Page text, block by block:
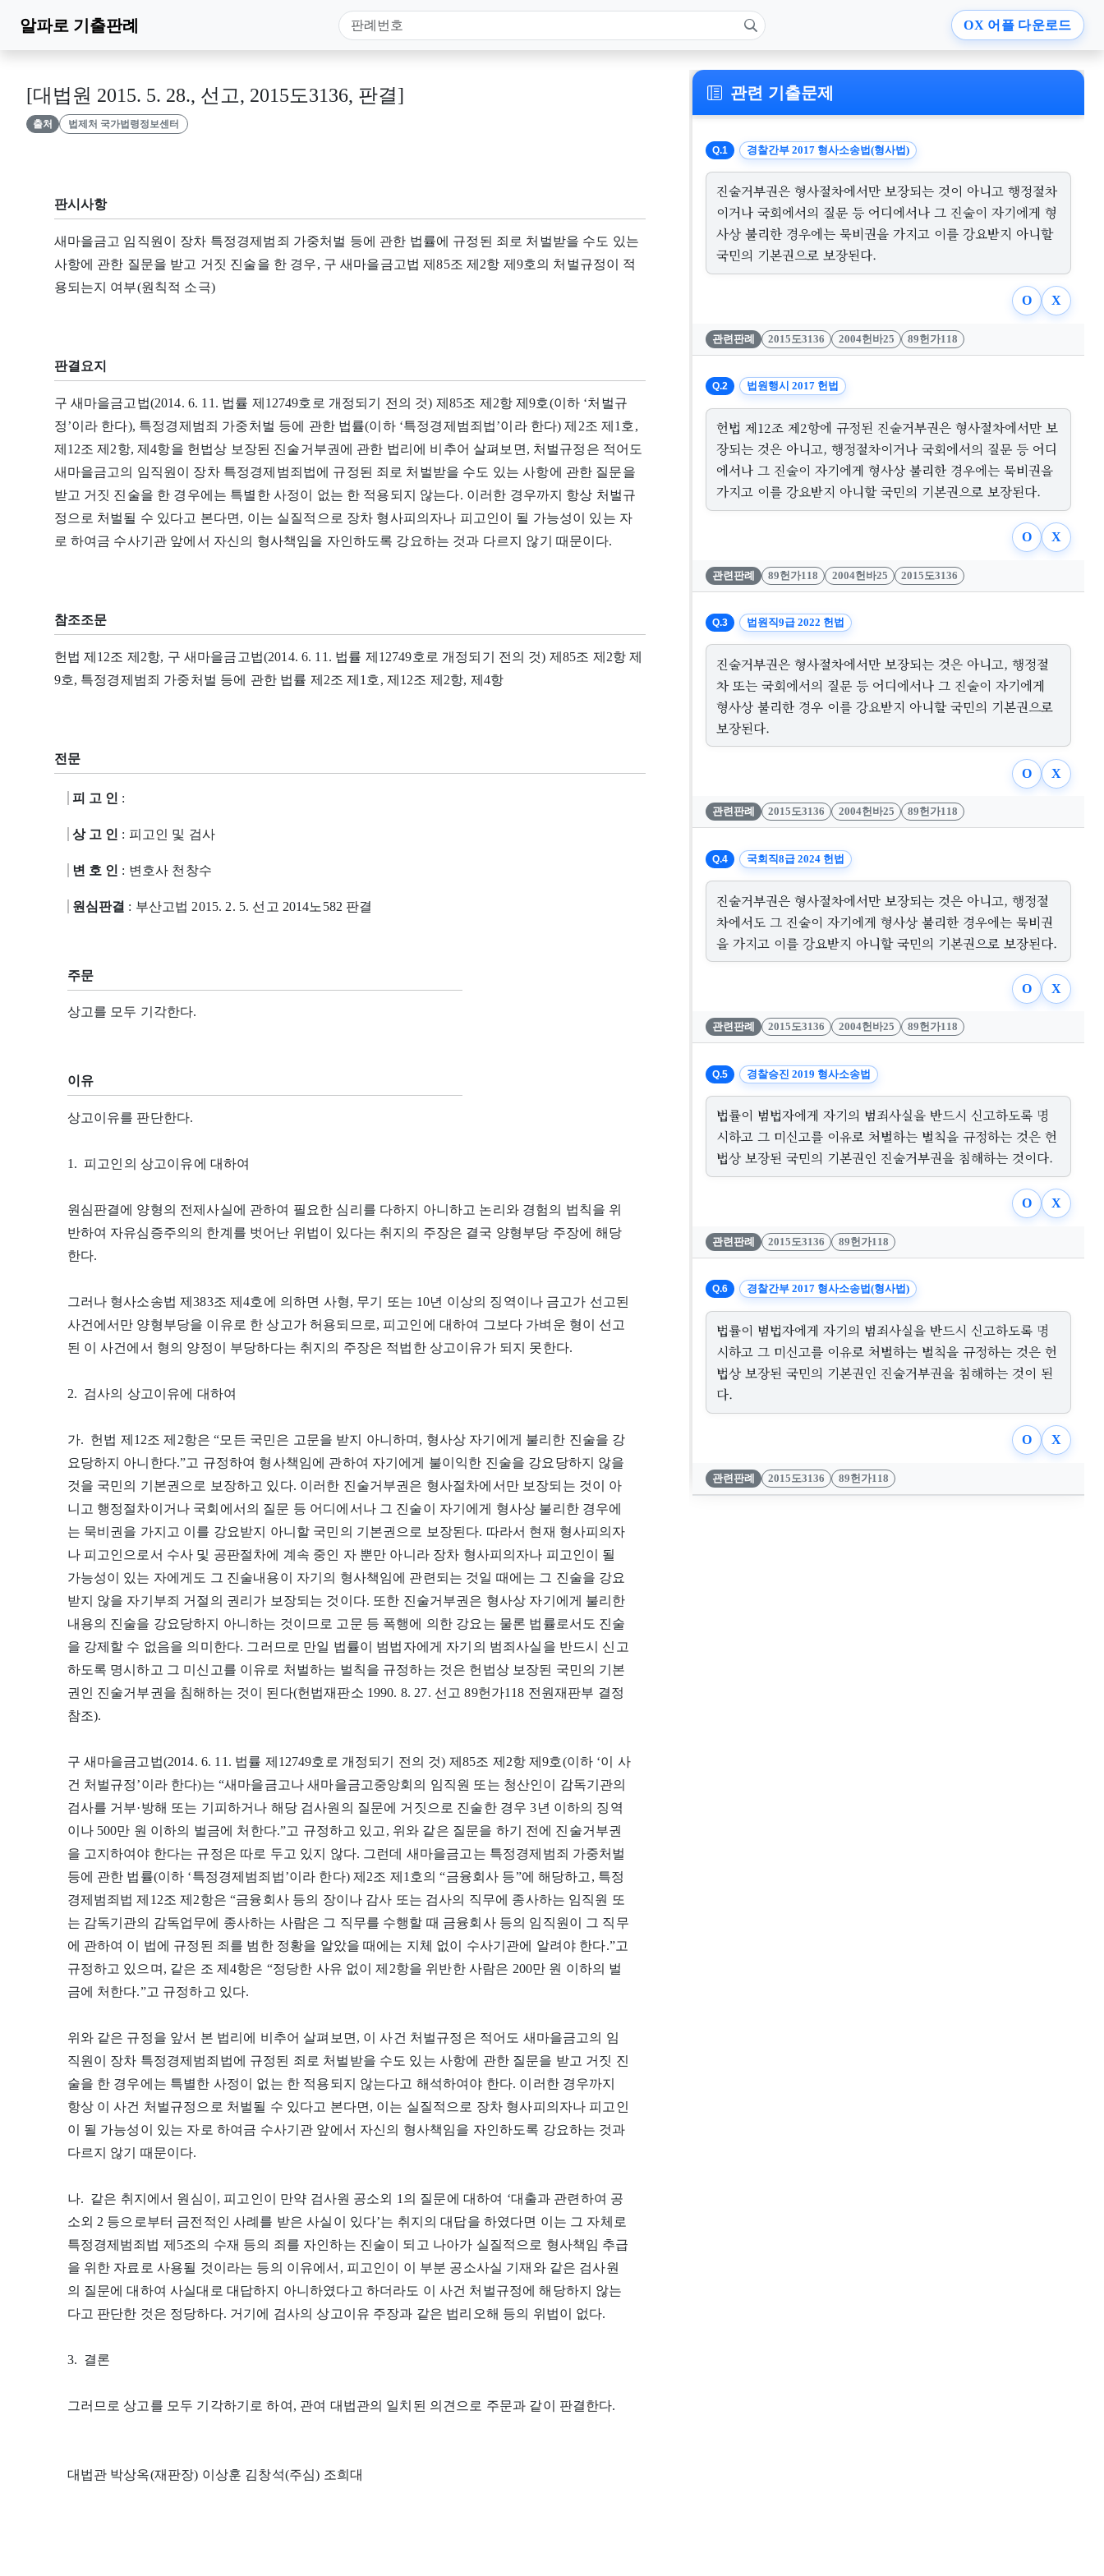
알파로 기출판례 OX 어플 다운로드
[대법원 2015. 5. 28., 선고, 2015도3136, 판결]
출처 법제처 국가법령정보센터
판시사항
새마을금고 임직원이 장차 특정경제범죄 가중처벌 등에 관한 법률에 규정된 죄로 처벌받을 수도 있는
사항에 관한 질문을 받고 거짓 진술을 한 경우, 구 새마을금고법 제85조 제2항 제9호의 처벌규정이 적
용되는지 여부(원칙적 소극)
판결요지
구 새마을금고법(2014. 6. 11. 법률 제12749호로 개정되기 전의 것) 제85조 제2항 제9호(이하 ‘처벌규
정’이라 한다), 특정경제범죄 가중처벌 등에 관한 법률(이하 ‘특정경제범죄법’이라 한다) 제2조 제1호,
제12조 제2항, 제4항을 헌법상 보장된 진술거부권에 관한 법리에 비추어 살펴보면, 처벌규정은 적어도
새마을금고의 임직원이 장차 특정경제범죄법에 규정된 죄로 처벌받을 수도 있는 사항에 관한 질문을
받고 거짓 진술을 한 경우에는 특별한 사정이 없는 한 적용되지 않는다. 이러한 경우까지 항상 처벌규
정으로 처벌될 수 있다고 본다면, 이는 실질적으로 장차 형사피의자나 피고인이 될 가능성이 있는 자
로 하여금 수사기관 앞에서 자신의 형사책임을 자인하도록 강요하는 것과 다르지 않기 때문이다.
참조조문
헌법 제12조 제2항, 구 새마을금고법(2014. 6. 11. 법률 제12749호로 개정되기 전의 것) 제85조 제2항 제
9호, 특정경제범죄 가중처벌 등에 관한 법률 제2조 제1호, 제12조 제2항, 제4항
전문
피 고 인 :
상 고 인 : 피고인 및 검사
변 호 인 : 변호사 천창수
원심판결 : 부산고법 2015. 2. 5. 선고 2014노582 판결
주문
상고를 모두 기각한다.
이유
상고이유를 판단한다.
1. 피고인의 상고이유에 대하여
원심판결에 양형의 전제사실에 관하여 필요한 심리를 다하지 아니하고 논리와 경험의 법칙을 위
반하여 자유심증주의의 한계를 벗어난 위법이 있다는 취지의 주장은 결국 양형부당 주장에 해당
한다.
그러나 형사소송법 제383조 제4호에 의하면 사형, 무기 또는 10년 이상의 징역이나 금고가 선고된
사건에서만 양형부당을 이유로 한 상고가 허용되므로, 피고인에 대하여 그보다 가벼운 형이 선고
된 이 사건에서 형의 양정이 부당하다는 취지의 주장은 적법한 상고이유가 되지 못한다.
2. 검사의 상고이유에 대하여
가. 헌법 제12조 제2항은 “모든 국민은 고문을 받지 아니하며, 형사상 자기에게 불리한 진술을 강
요당하지 아니한다.”고 규정하여 형사책임에 관하여 자기에게 불이익한 진술을 강요당하지 않을
것을 국민의 기본권으로 보장하고 있다. 이러한 진술거부권은 형사절차에서만 보장되는 것이 아
니고 행정절차이거나 국회에서의 질문 등 어디에서나 그 진술이 자기에게 형사상 불리한 경우에
는 묵비권을 가지고 이를 강요받지 아니할 국민의 기본권으로 보장된다. 따라서 현재 형사피의자
나 피고인으로서 수사 및 공판절차에 계속 중인 자 뿐만 아니라 장차 형사피의자나 피고인이 될
가능성이 있는 자에게도 그 진술내용이 자기의 형사책임에 관련되는 것일 때에는 그 진술을 강요
받지 않을 자기부죄 거절의 권리가 보장되는 것이다. 또한 진술거부권은 형사상 자기에게 불리한
내용의 진술을 강요당하지 아니하는 것이므로 고문 등 폭행에 의한 강요는 물론 법률로서도 진술
을 강제할 수 없음을 의미한다. 그러므로 만일 법률이 범법자에게 자기의 범죄사실을 반드시 신고
하도록 명시하고 그 미신고를 이유로 처벌하는 벌칙을 규정하는 것은 헌법상 보장된 국민의 기본
권인 진술거부권을 침해하는 것이 된다(헌법재판소 1990. 8. 27. 선고 89헌가118 전원재판부 결정
참조).
구 새마을금고법(2014. 6. 11. 법률 제12749호로 개정되기 전의 것) 제85조 제2항 제9호(이하 ‘이 사
건 처벌규정’이라 한다)는 “새마을금고나 새마을금고중앙회의 임직원 또는 청산인이 감독기관의
검사를 거부·방해 또는 기피하거나 해당 검사원의 질문에 거짓으로 진술한 경우 3년 이하의 징역
이나 500만 원 이하의 벌금에 처한다.”고 규정하고 있고, 위와 같은 질문을 하기 전에 진술거부권
을 고지하여야 한다는 규정은 따로 두고 있지 않다. 그런데 새마을금고는 특정경제범죄 가중처벌
등에 관한 법률(이하 ‘특정경제범죄법’이라 한다) 제2조 제1호의 “금융회사 등”에 해당하고, 특정
경제범죄법 제12조 제2항은 “금융회사 등의 장이나 감사 또는 검사의 직무에 종사하는 임직원 또
는 감독기관의 감독업무에 종사하는 사람은 그 직무를 수행할 때 금융회사 등의 임직원이 그 직무
에 관하여 이 법에 규정된 죄를 범한 정황을 알았을 때에는 지체 없이 수사기관에 알려야 한다.”고
규정하고 있으며, 같은 조 제4항은 “정당한 사유 없이 제2항을 위반한 사람은 200만 원 이하의 벌
금에 처한다.”고 규정하고 있다.
위와 같은 규정을 앞서 본 법리에 비추어 살펴보면, 이 사건 처벌규정은 적어도 새마을금고의 임
직원이 장차 특정경제범죄법에 규정된 죄로 처벌받을 수도 있는 사항에 관한 질문을 받고 거짓 진
술을 한 경우에는 특별한 사정이 없는 한 적용되지 않는다고 해석하여야 한다. 이러한 경우까지
항상 이 사건 처벌규정으로 처벌될 수 있다고 본다면, 이는 실질적으로 장차 형사피의자나 피고인
이 될 가능성이 있는 자로 하여금 수사기관 앞에서 자신의 형사책임을 자인하도록 강요하는 것과
다르지 않기 때문이다.
나. 같은 취지에서 원심이, 피고인이 만약 검사원 공소외 1의 질문에 대하여 ‘대출과 관련하여 공
소외 2 등으로부터 금전적인 사례를 받은 사실이 있다’는 취지의 대답을 하였다면 이는 그 자체로
특정경제범죄법 제5조의 수재 등의 죄를 자인하는 진술이 되고 나아가 실질적으로 형사책임 추급
을 위한 자료로 사용될 것이라는 등의 이유에서, 피고인이 이 부분 공소사실 기재와 같은 검사원
의 질문에 대하여 사실대로 대답하지 아니하였다고 하더라도 이 사건 처벌규정에 해당하지 않는
다고 판단한 것은 정당하다. 거기에 검사의 상고이유 주장과 같은 법리오해 등의 위법이 없다.
3. 결론
그러므로 상고를 모두 기각하기로 하여, 관여 대법관의 일치된 의견으로 주문과 같이 판결한다.
대법관 박상옥(재판장) 이상훈 김창석(주심) 조희대
관련 기출문제
Q.1 경찰간부 2017 형사소송법(형사법)
진술거부권은 형사절차에서만 보장되는 것이 아니고 행정절차
이거나 국회에서의 질문 등 어디에서나 그 진술이 자기에게 형
사상 불리한 경우에는 묵비권을 가지고 이를 강요받지 아니할
국민의 기본권으로 보장된다.
O X
관련판례 2015도3136 2004헌바25 89헌가118
Q.2 법원행시 2017 헌법
헌법 제12조 제2항에 규정된 진술거부권은 형사절차에서만 보
장되는 것은 아니고, 행정절차이거나 국회에서의 질문 등 어디
에서나 그 진술이 자기에게 형사상 불리한 경우에는 묵비권을
가지고 이를 강요받지 아니할 국민의 기본권으로 보장된다.
O X
관련판례 89헌가118 2004헌바25 2015도3136
Q.3 법원직9급 2022 헌법
진술거부권은 형사절차에서만 보장되는 것은 아니고, 행정절
차 또는 국회에서의 질문 등 어디에서나 그 진술이 자기에게
형사상 불리한 경우 이를 강요받지 아니할 국민의 기본권으로
보장된다.
O X
관련판례 2015도3136 2004헌바25 89헌가118
Q.4 국회직8급 2024 헌법
진술거부권은 형사절차에서만 보장되는 것은 아니고, 행정절
차에서도 그 진술이 자기에게 형사상 불리한 경우에는 묵비권
을 가지고 이를 강요받지 아니할 국민의 기본권으로 보장된다.
O X
관련판례 2015도3136 2004헌바25 89헌가118
Q.5 경찰승진 2019 형사소송법
법률이 범법자에게 자기의 범죄사실을 반드시 신고하도록 명
시하고 그 미신고를 이유로 처벌하는 벌칙을 규정하는 것은 헌
법상 보장된 국민의 기본권인 진술거부권을 침해하는 것이다.
O X
관련판례 2015도3136 89헌가118
Q.6 경찰간부 2017 형사소송법(형사법)
법률이 범법자에게 자기의 범죄사실을 반드시 신고하도록 명
시하고 그 미신고를 이유로 처벌하는 벌칙을 규정하는 것은 헌
법상 보장된 국민의 기본권인 진술거부권을 침해하는 것이 된
다.
O X
관련판례 2015도3136 89헌가118